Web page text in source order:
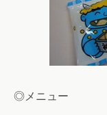
◎メニュー